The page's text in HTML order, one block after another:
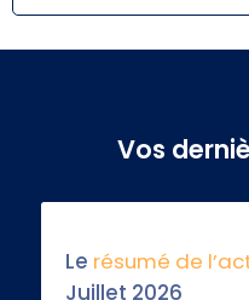
Vos
Le résumé de
Juillet 2026